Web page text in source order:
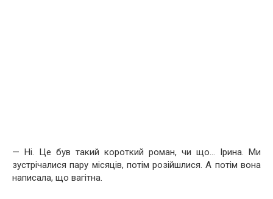
— Ні. Це був такий короткий роман, чи що… Ірина. Ми
зустрічалися пару місяців, потім розійшлися. А потім вона
написала, що вагітна.